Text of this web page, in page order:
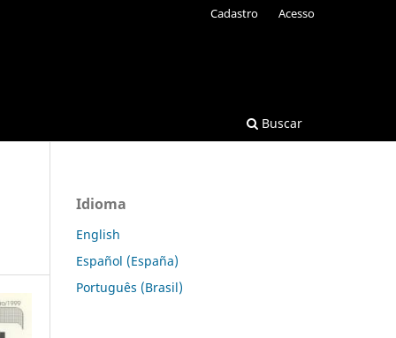
Buscar
Cadastro Acesso
Idioma
English
Español (España)
Português (Brasil)